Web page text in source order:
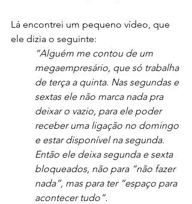
Lá encontrei um pequeno vídeo, que
ele dizia o seguinte:
“Alguém me contou de um
megaempresário, que só trabalha
de terça a quinta. Nas segundas e
sextas ele não marca nada pra
deixar o vazio, para ele poder
receber uma ligação no domingo
e estar disponível na segunda.
Então ele deixa segunda e sexta
bloqueados, não para “não fazer
nada”, mas para ter “espaço para
acontecer tudo”.